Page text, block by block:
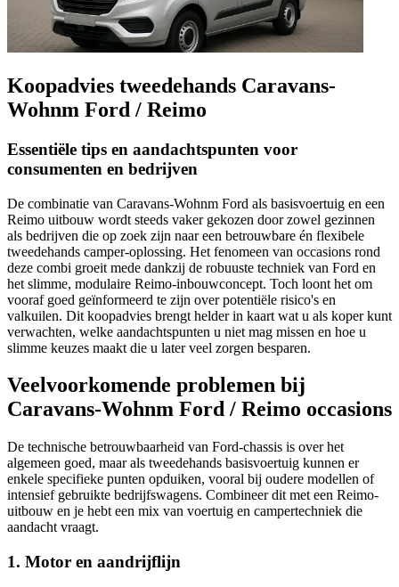
Koopadvies tweedehands Caravans-
Wohnm Ford / Reimo
Essentiële tips en aandachtspunten voor
consumenten en bedrijven
De combinatie van Caravans-Wohnm Ford als basisvoertuig en een
Reimo uitbouw wordt steeds vaker gekozen door zowel gezinnen
als bedrijven die op zoek zijn naar een betrouwbare én flexibele
tweedehands camper-oplossing. Het fenomeen van occasions rond
deze combi groeit mede dankzij de robuuste techniek van Ford en
het slimme, modulaire Reimo-inbouwconcept. Toch loont het om
vooraf goed geïnformeerd te zijn over potentiële risico's en
valkuilen. Dit koopadvies brengt helder in kaart wat u als koper kunt
verwachten, welke aandachtspunten u niet mag missen en hoe u
slimme keuzes maakt die u later veel zorgen besparen.
Veelvoorkomende problemen bij
Caravans-Wohnm Ford / Reimo occasions
De technische betrouwbaarheid van Ford-chassis is over het
algemeen goed, maar als tweedehands basisvoertuig kunnen er
enkele specifieke punten opduiken, vooral bij oudere modellen of
intensief gebruikte bedrijfswagens. Combineer dit met een Reimo-
uitbouw en je hebt een mix van voertuig en campertechniek die
aandacht vraagt.
1. Motor en aandrijflijn